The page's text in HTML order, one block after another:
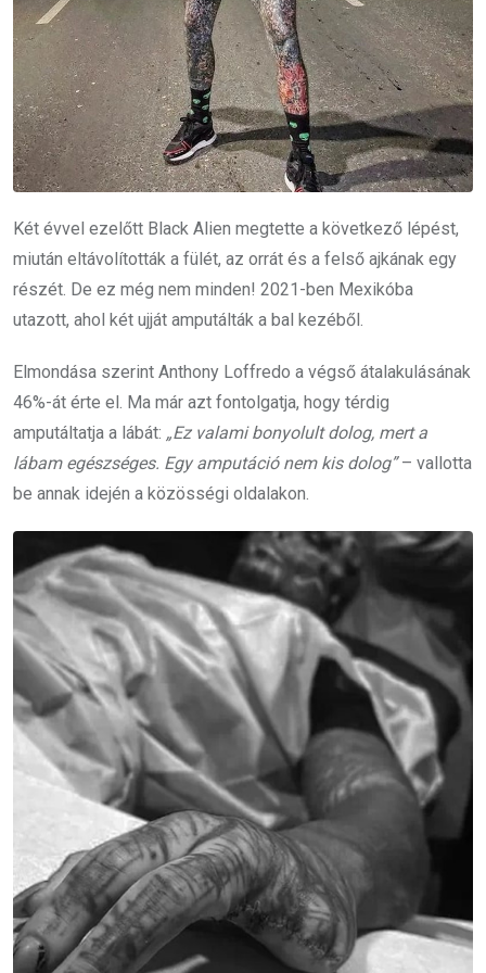
Két évvel ezelőtt Black Alien megtette a következő lépést,
miután eltávolították a fülét, az orrát és a felső ajkának egy
részét. De ez még nem minden! 2021-ben Mexikóba
utazott, ahol két ujját amputálták a bal kezéből.
Elmondása szerint Anthony Loffredo a végső átalakulásának
46%-át érte el. Ma már azt fontolgatja, hogy térdig
amputáltatja a lábát: „Ez valami bonyolult dolog, mert a
lábam egészséges. Egy amputáció nem kis dolog”– vallotta
be annak idején a közösségi oldalakon.